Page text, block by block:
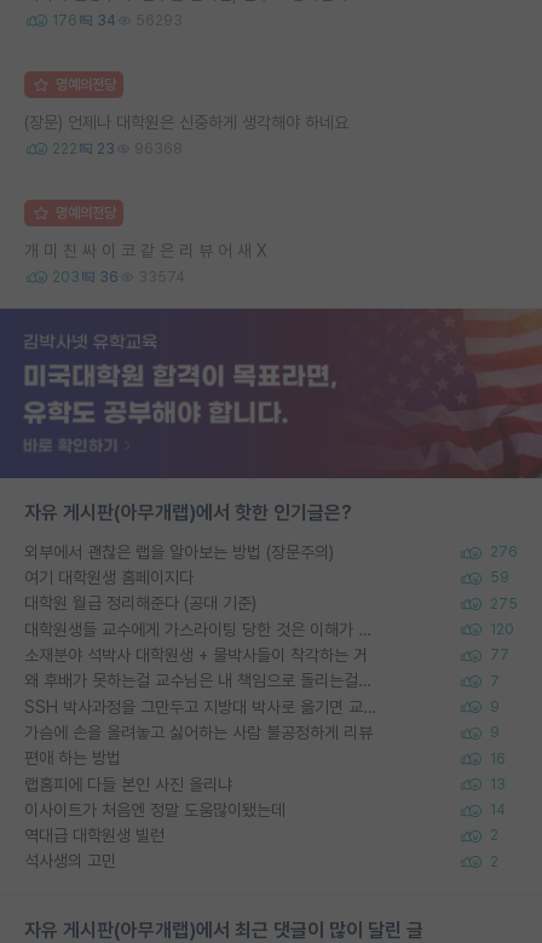
176 34 56293
명예의전당
(장문) 언제나 대학원은 신중하게 생각해야 하네요
222 23 96368
명예의전당
개 미 친 싸 이 코 같 은 리 뷰 어 새 X
203 36 33574
자유 게시판(아무개랩)에서 핫한 인기글은?
외부에서 괜찮은 랩을 알아보는 방법 (장문주의) 276
여기 대학원생 홈페이지다 59
대학원 월급 정리해준다 (공대 기준) 275
대학원생들 교수에게 가스라이팅 당한 것은 이해가 갑니다. 안타깝네요. 120
소재분야 석박사 대학원생 + 물박사들이 착각하는 거 77
왜 후배가 못하는걸 교수님은 내 책임으로 돌리는걸까요? 7
SSH 박사과정을 그만두고 지방대 박사로 옮기면 교수의 꿈은 끝일까요? 9
가슴에 손을 올려놓고 싫어하는 사람 불공정하게 리뷰 9
편애 하는 방법 16
랩홈피에 다들 본인 사진 올리냐 13
이사이트가 처음엔 정말 도움많이됐는데 14
역대급 대학원생 빌런 2
석사생의 고민 2
자유 게시판(아무개랩)에서 최근 댓글이 많이 달린 글